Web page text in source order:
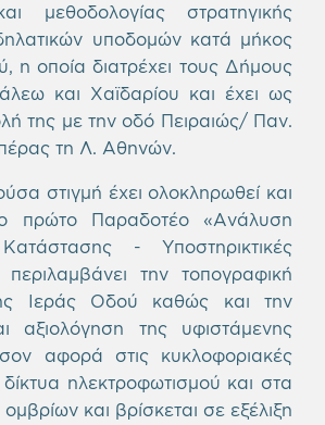
μεθοδολογίας στρατηγικής
υποδομών κατά μήκος
η οποία διατρέχει τους Δήμους
και Χαϊδαρίου και έχει ως
της με την οδό Πειραιώς/ Παν.
τη Λ. Αθηνών.
στιγμή έχει ολοκληρωθεί και
πρώτο Παραδοτέο «Ανάλυση
- Υποστηρικτικές
την τοπογραφική
Ιεράς Οδού καθώς και την
αξιολόγηση της υφιστάμενης
αφορά στις κυκλοφοριακές
ηλεκτροφωτισμού και στα
και βρίσκεται σε εξέλιξη